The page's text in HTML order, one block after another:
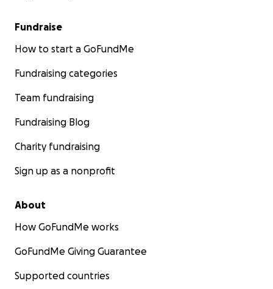
Fundraise
How to start a GoFundMe
Fundraising categories
Team fundraising
Fundraising Blog
Charity fundraising
Sign up as a nonprofit
About
How GoFundMe works
GoFundMe Giving Guarantee
Supported countries